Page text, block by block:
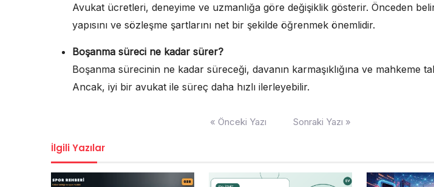
Avukat ücretleri, deneyime ve uzmanlığa göre değişiklik gösterir. Önceden
yapısını ve sözleşme şartlarını net bir şekilde öğrenmek önemlidir.
Boşanma süreci ne kadar sürer?
Boşanma sürecinin ne kadar süreceği, davanın karmaşıklığına ve mahkeme
Ancak, iyi bir avukat ile süreç daha hızlı ilerleyebilir.
« Önceki Yazı Sonraki Yazı »
İlgili Yazılar